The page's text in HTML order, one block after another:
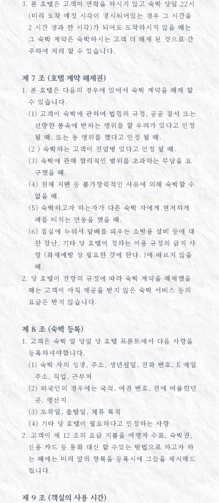
3. 본 호텔은 고객이 연락을 하시지 않고 숙박 당일 22시
(미리 도착 예정 시각이 명시되어있는 경우 그 시간을
2 시간 경과 한 시각)가 되어도 도착하시지 않을 때는
그 숙박 계약은 숙박하시는 고객 더 해제 된 것으로 간
주하여 처리 할 수 있습니다.
제 7 조 (호텔 계약 해제권)
1. 본 호텔은 다음의 경우에 있어서 숙박 계약을 해제 할
수 있습니다.
(1) 고객이 숙박에 관하여 법령의 규정, 공공 질서 또는
선량한 풍속에 반하는 행위를 할 우려가 있다고 인정
될 때, 또는 동 행위를 했다고 인정 될 때.
(2 ) 숙박하는 고객이 전염병 있다고 인정 될 때.
(3) 숙박에 관해 합리적인 범위를 초과하는 부담을 요
구했을 때.
(4) 천재 지변 등 불가항력적인 사유에 의해 숙박할 수
없을 때.
(5) 숙박하고자 하는자가 다른 숙박 자에게 현저하게
폐를 미치는 언동을 했을 때.
(6) 침실에 누워서 담배를 피우는 소방용 설비 등에 대
한 장난, 기타 당 호텔이 정하는 이용 규정의 금지 사
항 (화재예방 상 필요한 것에 한다. )에 따르지 않을
때.
2. 당 호텔이 전항의 규정에 따라 숙박 계약을 해제했을
때는 고객이 아직 제공을 받지 않은 숙박 서비스 등의
요금은 받지 않습니다.
제 8 조 (숙박 등록)
1. 고객은 숙박 일 당일 당 호텔 프론트에서 다음 사항을
등록하셔야합니다.
(1) 숙박 자의 성명, 주소, 생년월일, 전화 번호, E 메일
주소, 직업, 근무처
(2) 외국인의 경우에는 국적, 여권 번호, 전에 머물렀던
곳, 행선지
(3) 도착일, 출발일, 체류 목적
(4) 기타 당 호텔이 필요하다고 인정하는 사항
2. 고객이 제 12 조의 요금 지불을 여행자 수표, 숙박권,
신용 카드 등 통화 대신 할 수있는 방법으로 하고자 하
는 때에는 미리 앞의 항목을 등록시에 그들을 제시해드
립니다.
제 9 조 (객실의 사용 시간)